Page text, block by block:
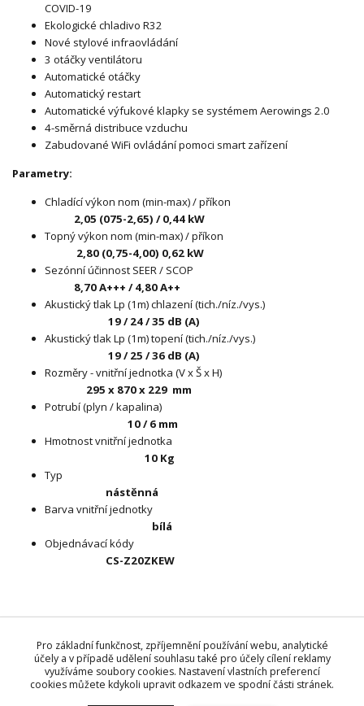
COVID-19
Ekologické chladivo R32
Nové stylové infraovládání
3 otáčky ventilátoru
Automatické otáčky
Automatický restart
Automatické výfukové klapky se systémem Aerowings 2.0
4-směrná distribuce vzduchu
Zabudované WiFi ovládání pomoci smart zařízení
Parametry:
Chladící výkon nom (min-max) / příkon
2,05 (075-2,65) / 0,44 kW
Topný výkon nom (min-max) / příkon
2,80 (0,75-4,00) 0,62 kW
Sezónní účinnost SEER / SCOP
8,70 A+++ / 4,80 A++
Akustický tlak Lp (1m) chlazení (tich./níz./vys.)
19 / 24 / 35 dB (A)
Akustický tlak Lp (1m) topení (tich./níz./vys.)
19 / 25 / 36 dB (A)
Rozměry - vnitřní jednotka (V x Š x H)
295 x 870 x 229 mm
Potrubí (plyn / kapalina)
10 / 6 mm
Hmotnost vnitřní jednotka
10 Kg
Typ
nástěnná
Barva vnitřní jednotky
bílá
Objednávací kódy
CS-Z20ZKEW
Klimatizace - Panasonic
Systém multi split
Vnitřní jednotky - CS
Pro základní funkčnost, zpříjemnění používání webu, analytické
účely a v případě udělení souhlasu také pro účely cílení reklamy
využíváme soubory cookies. Nastavení vlastních preferencí
cookies můžete kdykoli upravit odkazem ve spodní části stránek.